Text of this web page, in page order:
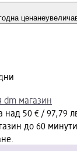
цена
dm магазин
над 50 € / 97,79
до 60